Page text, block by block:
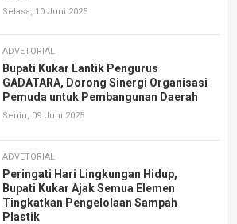
Selasa, 10 Juni 2025
ADVETORIAL
Bupati Kukar Lantik Pengurus
GADATARA, Dorong Sinergi Organisasi
Pemuda untuk Pembangunan Daerah
Senin, 09 Juni 2025
ADVETORIAL
Peringati Hari Lingkungan Hidup,
Bupati Kukar Ajak Semua Elemen
Tingkatkan Pengelolaan Sampah
Plastik